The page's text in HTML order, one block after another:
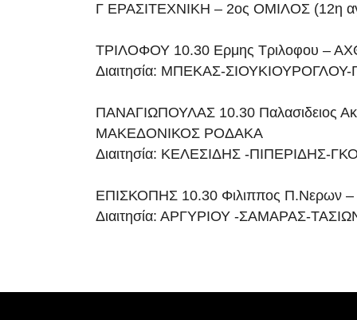
Γ ΕΡΑΣΙΤΕΧΝΙΚΗ – 2ος ΟΜΙΛΟΣ (12η
ΤΡΙΛΟΦΟΥ 10.30 Ερμης Τριλοφου –
Διαιτησία: ΜΠΕΚΑΣ-
ΠΑΝΑΓΙΩΠΟΥΛΑΣ 10.30 Παλασιδειος
ΜΑΚΕΔΟΝΙΚΟΣ ΡΟΔΑΚΑ
Διαιτησία: ΚΕΛΕΣΙΔΗΣ -ΠΙΠΕΡΙΔΗΣ-
ΕΠΙΣΚΟΠΗΣ 10.30 Φιλιππος Π.Νερων
Διαιτησία: ΑΡΓΥΡΙΟΥ -ΣΑΜΑΡΑΣ-